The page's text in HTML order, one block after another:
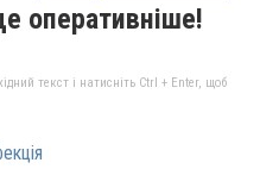
оперативніше!
текст і натисніть Ctrl + Enter, щоб